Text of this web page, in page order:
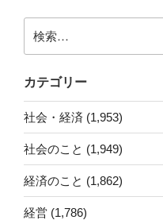
ン
索:
カテゴリー
社会・経済 (1,953)
社会のこと (1,949)
経済のこと (1,862)
経営 (1,786)